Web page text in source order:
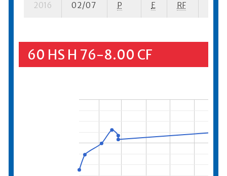
2016 02/07 P E RF
60 HS H 76-8.00 CF